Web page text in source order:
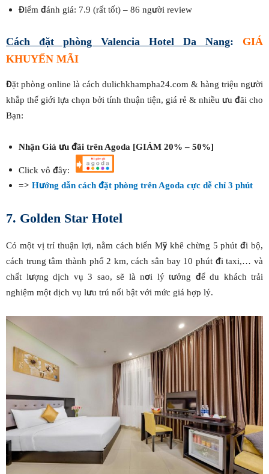
Điểm đánh giá: 7.9 (rất tốt) – 86 người review
Cách đặt phòng Valencia Hotel Da Nang:
GIÁ
KHUYẾN MÃI
Đặt phòng online là cách dulichkhampha24.com & hàng triệu người
khắp thế giới lựa chọn bởi tính thuận tiện, giá rẻ & nhiều ưu đãi cho
Bạn:
Nhận Giá ưu đãi trên Agoda [GIẢM 20% – 50%]
Click vô đây:
=> Hướng dẫn cách đặt phòng trên Agoda cực dễ chỉ 3 phút
7. Golden Star Hotel
Có một vị trí thuận lợi, nằm cách biển Mỹ khê chừng 5 phút đi bộ,
cách trung tâm thành phố 2 km, cách sân bay 10 phút đi taxi,… và
chất lượng dịch vụ 3 sao, sẽ là nơi lý tưởng để du khách trải
nghiệm một dịch vụ lưu trú nổi bật với mức giá hợp lý.